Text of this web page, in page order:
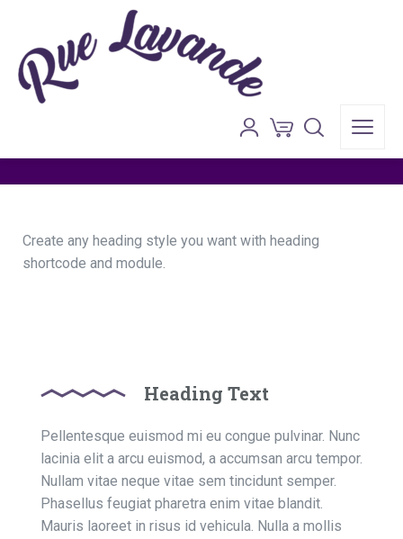
Headings
Create any heading style you want with heading
shortcode and module.
Heading Text
Pellentesque euismod mi eu congue pulvinar. Nunc
lacinia elit a arcu euismod, a accumsan arcu tempor.
Nullam vitae neque vitae sem tincidunt semper.
Phasellus feugiat pharetra enim vitae blandit.
Mauris laoreet in risus id vehicula. Nulla a mollis